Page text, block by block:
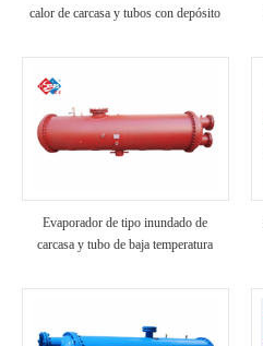
calor de carcasa y tubos con depósito
Evaporador de tipo inundado de
carcasa y tubo de baja temperatura